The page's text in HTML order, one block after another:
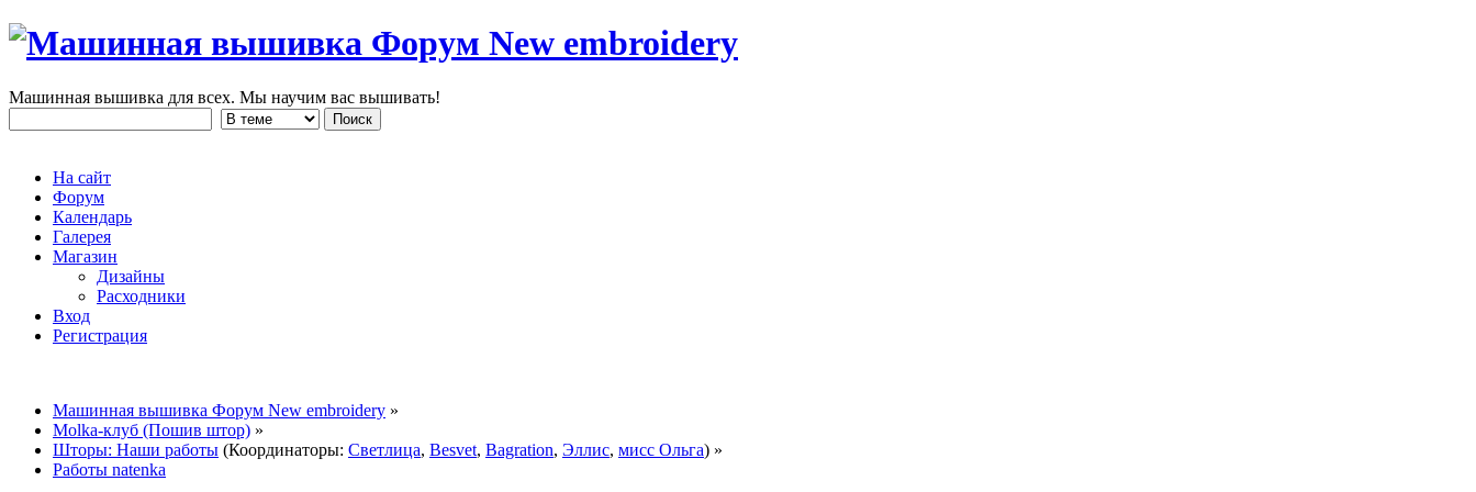
Машинная вышивка для всех. Мы научим вас вышивать!
На сайт
Форум
Календарь
Галерея
Магазин
Дизайны
Расходники
Вход
Регистрация
Машинная вышивка Форум New embroidery »
Molka-клуб (Пошив штор) »
Шторы: Наши работы (Координаторы: Светлица, Besvet, Bagration, Эллис, мисс Ольга) »
Работы natenka